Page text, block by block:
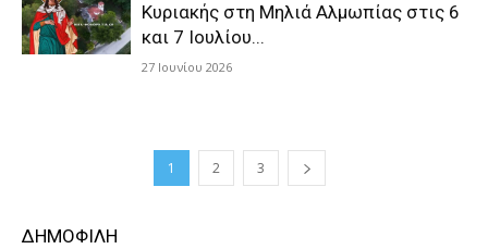
Κυριακής στη Μηλιά Αλμωπίας στις 6
και 7 Ιουλίου...
27 Ιουνίου 2026
1 2 3
ΔΗΜΟΦΙΛΗ